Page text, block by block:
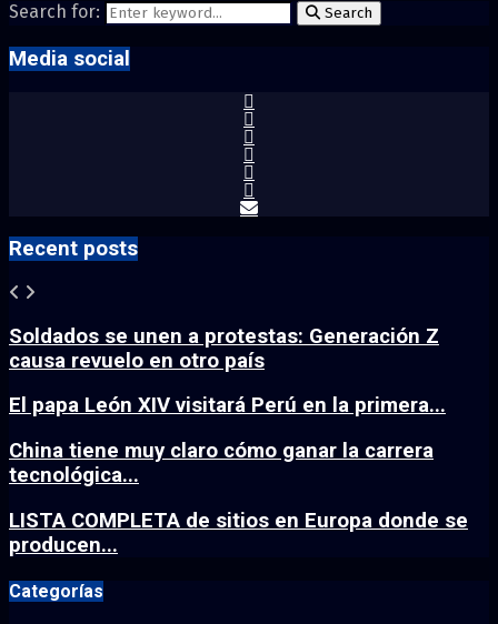
Search for: Search
Media social
Recent posts
Soldados se unen a protestas: Generación Z
causa revuelo en otro país
El papa León XIV visitará Perú en la primera...
China tiene muy claro cómo ganar la carrera
tecnológica...
LISTA COMPLETA de sitios en Europa donde se
producen...
Categorías